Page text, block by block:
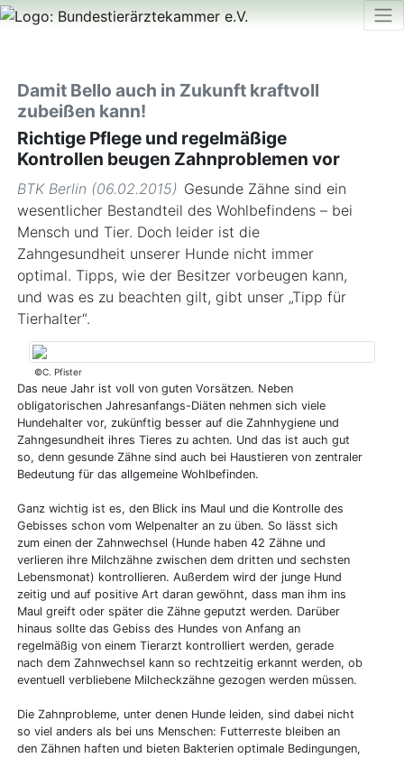
Damit Bello auch in Zukunft kraftvoll
zubeißen kann!
Richtige Pflege und regelmäßige
Kontrollen beugen Zahnproblemen vor
BTK Berlin (06.02.2015) Gesunde Zähne sind ein
wesentlicher Bestandteil des Wohlbefindens – bei
Mensch und Tier. Doch leider ist die
Zahngesundheit unserer Hunde nicht immer
optimal. Tipps, wie der Besitzer vorbeugen kann,
und was es zu beachten gilt, gibt unser „Tipp für
Tierhalter“.
©C. Pfister
Das neue Jahr ist voll von guten Vorsätzen. Neben
obligatorischen Jahresanfangs-Diäten nehmen sich viele
Hundehalter vor, zukünftig besser auf die Zahnhygiene und
Zahngesundheit ihres Tieres zu achten. Und das ist auch gut
so, denn gesunde Zähne sind auch bei Haustieren von zentraler
Bedeutung für das allgemeine Wohlbefinden.
Ganz wichtig ist es, den Blick ins Maul und die Kontrolle des
Gebisses schon vom Welpenalter an zu üben. So lässt sich
zum einen der Zahnwechsel (Hunde haben 42 Zähne und
verlieren ihre Milchzähne zwischen dem dritten und sechsten
Lebensmonat) kontrollieren. Außerdem wird der junge Hund
zeitig und auf positive Art daran gewöhnt, dass man ihm ins
Maul greift oder später die Zähne geputzt werden. Darüber
hinaus sollte das Gebiss des Hundes von Anfang an
regelmäßig von einem Tierarzt kontrolliert werden, gerade
nach dem Zahnwechsel kann so rechtzeitig erkannt werden, ob
eventuell verbliebene Milcheckzähne gezogen werden müssen.
Die Zahnprobleme, unter denen Hunde leiden, sind dabei nicht
so viel anders als bei uns Menschen: Futterreste bleiben an
den Zähnen haften und bieten Bakterien optimale Bedingungen,